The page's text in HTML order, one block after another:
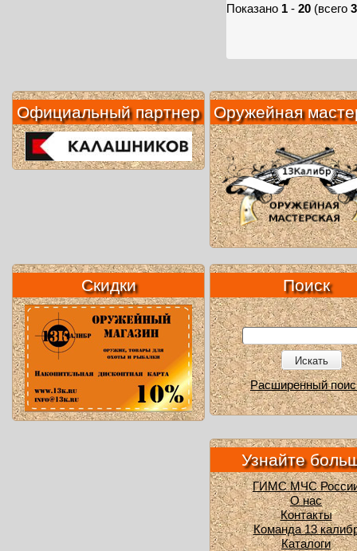
Показано 1 - 20 (всего
Официальный партнер Оружейная
Скидки Поиск
Искать
Расширенный
Узнайте
ГИМС МЧС
О нас
Контакты
Команда 13
Каталоги